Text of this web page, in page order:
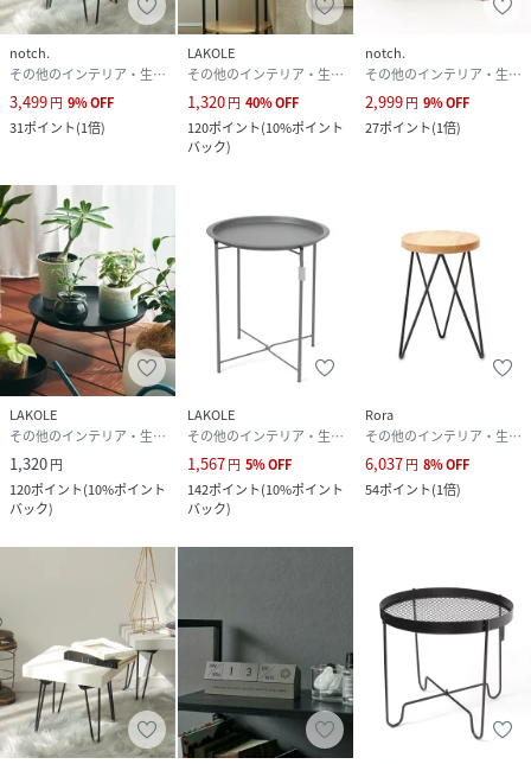
notch.
その他のインテリア・生活雑貨
3,499円 9%OFF
31ポイント(1倍)
LAKOLE
その他のインテリア・生活雑貨
1,320円 40%OFF
120ポイント(10%ポイント
バック)
notch.
その他のインテリア・生活雑貨
2,999円 9%OFF
27ポイント(1倍)
LAKOLE
その他のインテリア・生活雑貨
1,320円
120ポイント(10%ポイント
バック)
LAKOLE
その他のインテリア・生活雑貨
1,567円 5%OFF
142ポイント(10%ポイント
バック)
Rora
その他のインテリア・生活雑貨
6,037円 8%OFF
54ポイント(1倍)